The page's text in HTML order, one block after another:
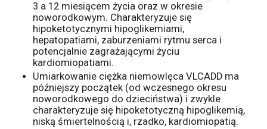
3 a 12 miesiącem życia oraz w okresie
noworodkowym. Charakteryzuje się
hipoketotycznymi hipoglikemiami,
hepatopatiami, zaburzeniami rytmu serca i
potencjalnie zagrażającymi życiu
kardiomiopatiami.
Umiarkowanie ciężka niemowlęca VLCADD ma
późniejszy początek (od wczesnego okresu
noworodkowego do dzieciństwa) i zwykle
charakteryzuje się hipoketotyczną hipoglikemią,
niską śmiertelnością i, rzadko, kardiomiopatią.